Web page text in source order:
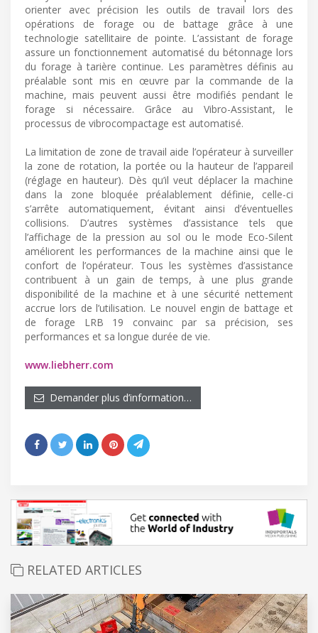
orienter avec précision les outils de travail lors des
opérations de forage ou de battage grâce à une
technologie satellitaire de pointe. L’assistant de forage
assure un fonctionnement automatisé du bétonnage lors
du forage à tarière continue. Les paramètres définis au
préalable sont mis en œuvre par la commande de la
machine, mais peuvent aussi être modifiés pendant le
forage si nécessaire. Grâce au Vibro-Assistant, le
processus de vibrocompactage est automatisé.
La limitation de zone de travail aide l’opérateur à surveiller
la zone de rotation, la portée ou la hauteur de l’appareil
(réglage en hauteur). Dès qu’il veut déplacer la machine
dans la zone bloquée préalablement définie, celle-ci
s’arrête automatiquement, évitant ainsi d’éventuelles
collisions. D’autres systèmes d’assistance tels que
l’affichage de la pression au sol ou le mode Eco-Silent
améliorent les performances de la machine ainsi que le
confort de l’opérateur. Tous les systèmes d’assistance
contribuent à un gain de temps, à une plus grande
disponibilité de la machine et à une sécurité nettement
accrue lors de l’utilisation. Le nouvel engin de battage et
de forage LRB 19 convainc par sa précision, ses
performances et sa longue durée de vie.
www.liebherr.com
Demander plus d’information…
RELATED ARTICLES